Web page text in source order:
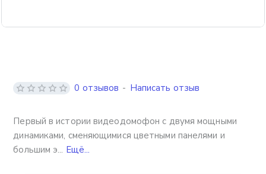
Первый в истории видеодомофон с двумя мощными
динамиками, сменяющимися цветными панелями и
большим э... Ещё...
0 отзывов - Написать отзыв